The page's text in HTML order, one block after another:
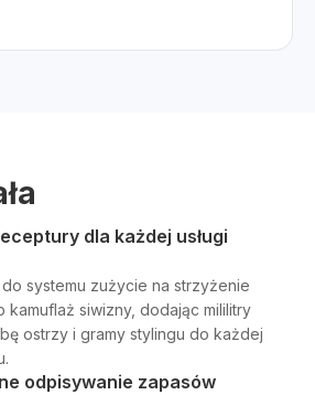
dla każdej usługi
systemu zużycie na strzyżenie
kamuflaż siwizny, dodając mililitry
ostrzy i gramy stylingu do każdej
odpisywanie zapasów